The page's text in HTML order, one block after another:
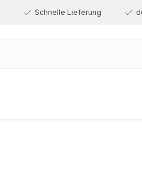
Schnelle Lieferung